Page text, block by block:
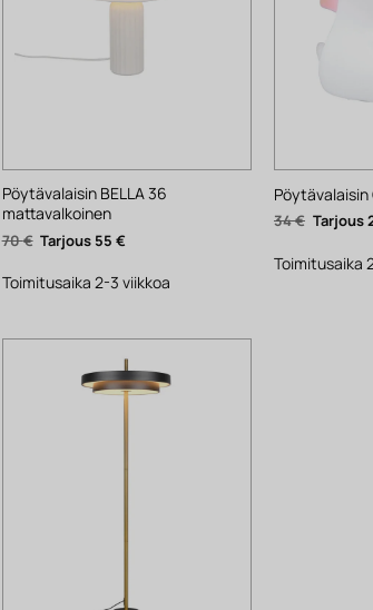
Pöytävalaisin BELLA 36
mattavalkoinen
70€ Alkuperäinen
hinta
70 €.
55€
55 €.
Toimitusaika 2-3 viikkoa
Pöytävalaisin
34€
hinta
34 €.
Toimitusaika